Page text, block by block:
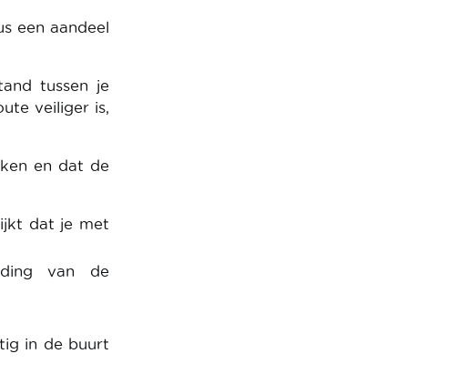
een aandeel
tussen je
veiliger is,
en dat de
dat je met
van de
in de buurt